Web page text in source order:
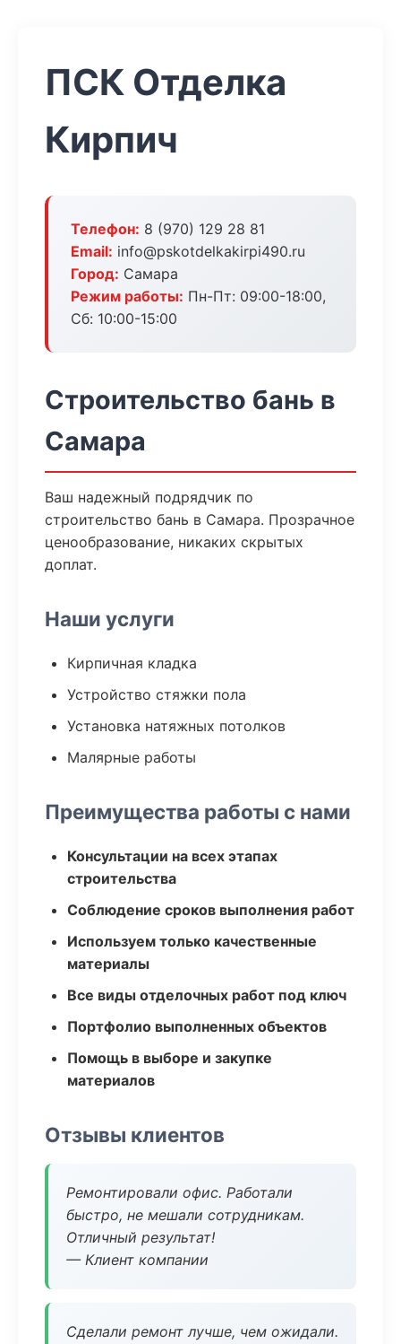
ПСК Отделка
Кирпич
Телефон: 8 (970) 129 28 81
Email: info@pskotdelkakirpi490.ru
Город: Самара
Режим работы: Пн-Пт: 09:00-18:00,
Сб: 10:00-15:00
Строительство бань в
Самара
Ваш надежный подрядчик по
строительство бань в Самара. Прозрачное
ценообразование, никаких скрытых
доплат.
Наши услуги
Кирпичная кладка
Устройство стяжки пола
Установка натяжных потолков
Малярные работы
Преимущества работы с нами
Консультации на всех этапах
строительства
Соблюдение сроков выполнения работ
Используем только качественные
материалы
Все виды отделочных работ под ключ
Портфолио выполненных объектов
Помощь в выборе и закупке
материалов
Отзывы клиентов
Ремонтировали офис. Работали
быстро, не мешали сотрудникам.
Отличный результат!
— Клиент компании
Сделали ремонт лучше, чем ожидали.